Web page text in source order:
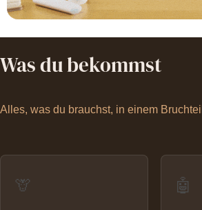
Was du bekommst
Alles, was du brauchst, in einem
🦒 🤖